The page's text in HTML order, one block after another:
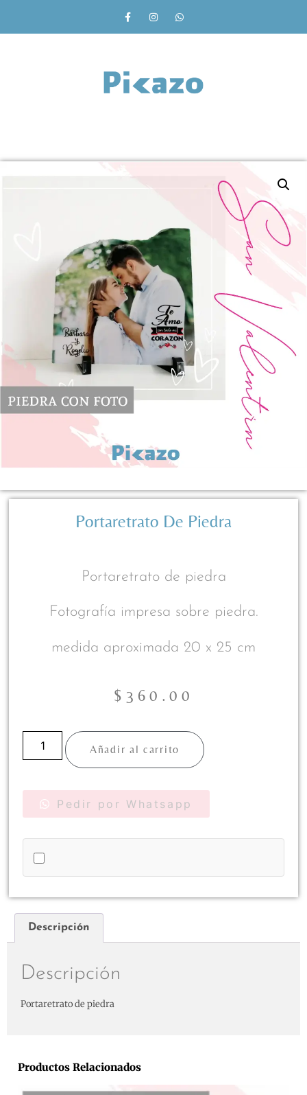
Portaretrato De Piedra
Portaretrato de piedra
Fotografía impresa sobre piedra.
medida aproximada 20 x 25 cm
$ 360.00
Añadir al carrito
Pedir por Whatsapp
Descripción
Descripción
Portaretrato de piedra
Productos Relacionados